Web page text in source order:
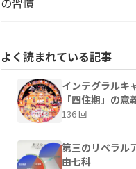
よく読まれている記事
インテグラルキ
「四住期」の意
136 回
第三のリベラル
由七科